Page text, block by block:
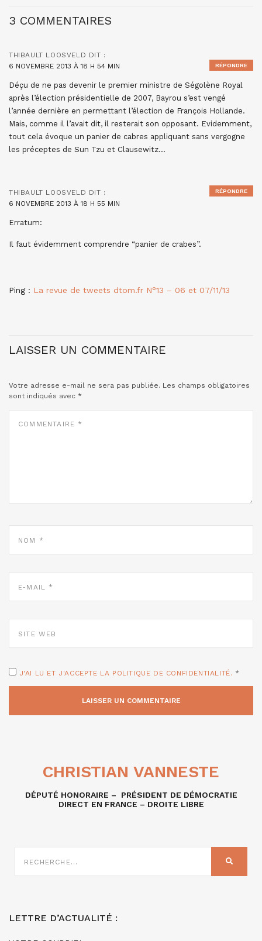
3 COMMENTAIRES
THIBAULT LOOSVELD DIT :
6 NOVEMBRE 2013 À 18 H 54 MIN
Déçu de ne pas devenir le premier ministre de Ségolène Royal
après l’élection présidentielle de 2007, Bayrou s’est vengé
l’année dernière en permettant l’élection de François Hollande.
Mais, comme il l’avait dit, il resterait son opposant. Evidemment,
tout cela évoque un panier de cabres appliquant sans vergogne
les préceptes de Sun Tzu et Clausewitz…
RÉPONDRE
THIBAULT LOOSVELD DIT :
6 NOVEMBRE 2013 À 18 H 55 MIN
Erratum:
Il faut évidemment comprendre “panier de crabes”.
RÉPONDRE
Ping : La revue de tweets dtom.fr N°13 – 06 et 07/11/13
LAISSER UN COMMENTAIRE
Votre adresse e-mail ne sera pas publiée. Les champs obligatoires
sont indiqués avec *
COMMENTAIRE
NOM
E-
MAIL
SITE
WEB
J'AI LU ET J'ACCEPTE LA POLITIQUE DE CONFIDENTIALITÉ. *
CHRISTIAN VANNESTE
DÉPUTÉ HONORAIRE – PRÉSIDENT DE DÉMOCRATIE
DIRECT EN FRANCE – DROITE LIBRE
RECHERCHE
SUR
LETTRE D’ACTUALITÉ :